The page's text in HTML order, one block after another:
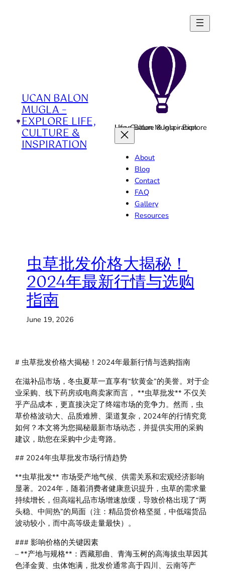
UCAN BALON
MUGLA –
EXPLORE LIFE,
CULTURE &
INSPIRATION
Ucan Balon Mugla - Explore Life, Culture & Inspiration
About
Blog
Contact
FAQ
Gallery
Resources
虫草批发价格大揭秘！
2024年最新行情与选购
指南
June 19, 2026
# 虫草批发价格大揭秘！2024年最新行情与选购指南
在滋补品市场，冬虫夏草一直享有“软黄金”的美誉。对于企
业采购、线下药房或电商卖家而言， **虫草批发** 不仅关
乎产品成本，更直接决定了终端市场的竞争力。然而，虫
草价格波动大、品质难辨、渠道复杂，2024年的行情究竟
如何？本文将为您揭秘最新市场动态，并提供实用的采购
建议，助您在采购中少走弯路。
## 2024年虫草批发市场行情趋势
**虫草批发** 市场受产地气候、供需关系和宏观经济影响
显著。2024年，随着消费者健康意识提升，虫草的需求量
持续增长，但高端礼品市场增速放缓，导致价格出现了“两
头稳、中间热”的局面（注：精品货价格坚挺，中低端货品
波动较小，而中高等级走量最快）。
### 影响价格的关键因素
– **产地与规格**：西藏那曲、青海玉树的高海拔虫草因其
色泽金黄、虫体饱满，批发价通常高于四川、云南等产